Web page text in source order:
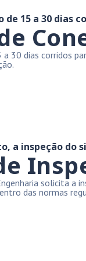
15 a 30 dias
30 dias corridos
a inspeção do
solicita a
das normas